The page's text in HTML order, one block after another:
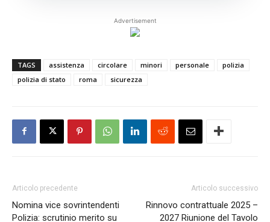
Advertisement
TAGS assistenza circolare minori personale
polizia
polizia di stato
roma sicurezza
Articolo precedente
Nomina vice sovrintendenti
Polizia: scrutinio merito su
Articolo successivo
Rinnovo contrattuale 2025 –
2027 Riunione del Tavolo